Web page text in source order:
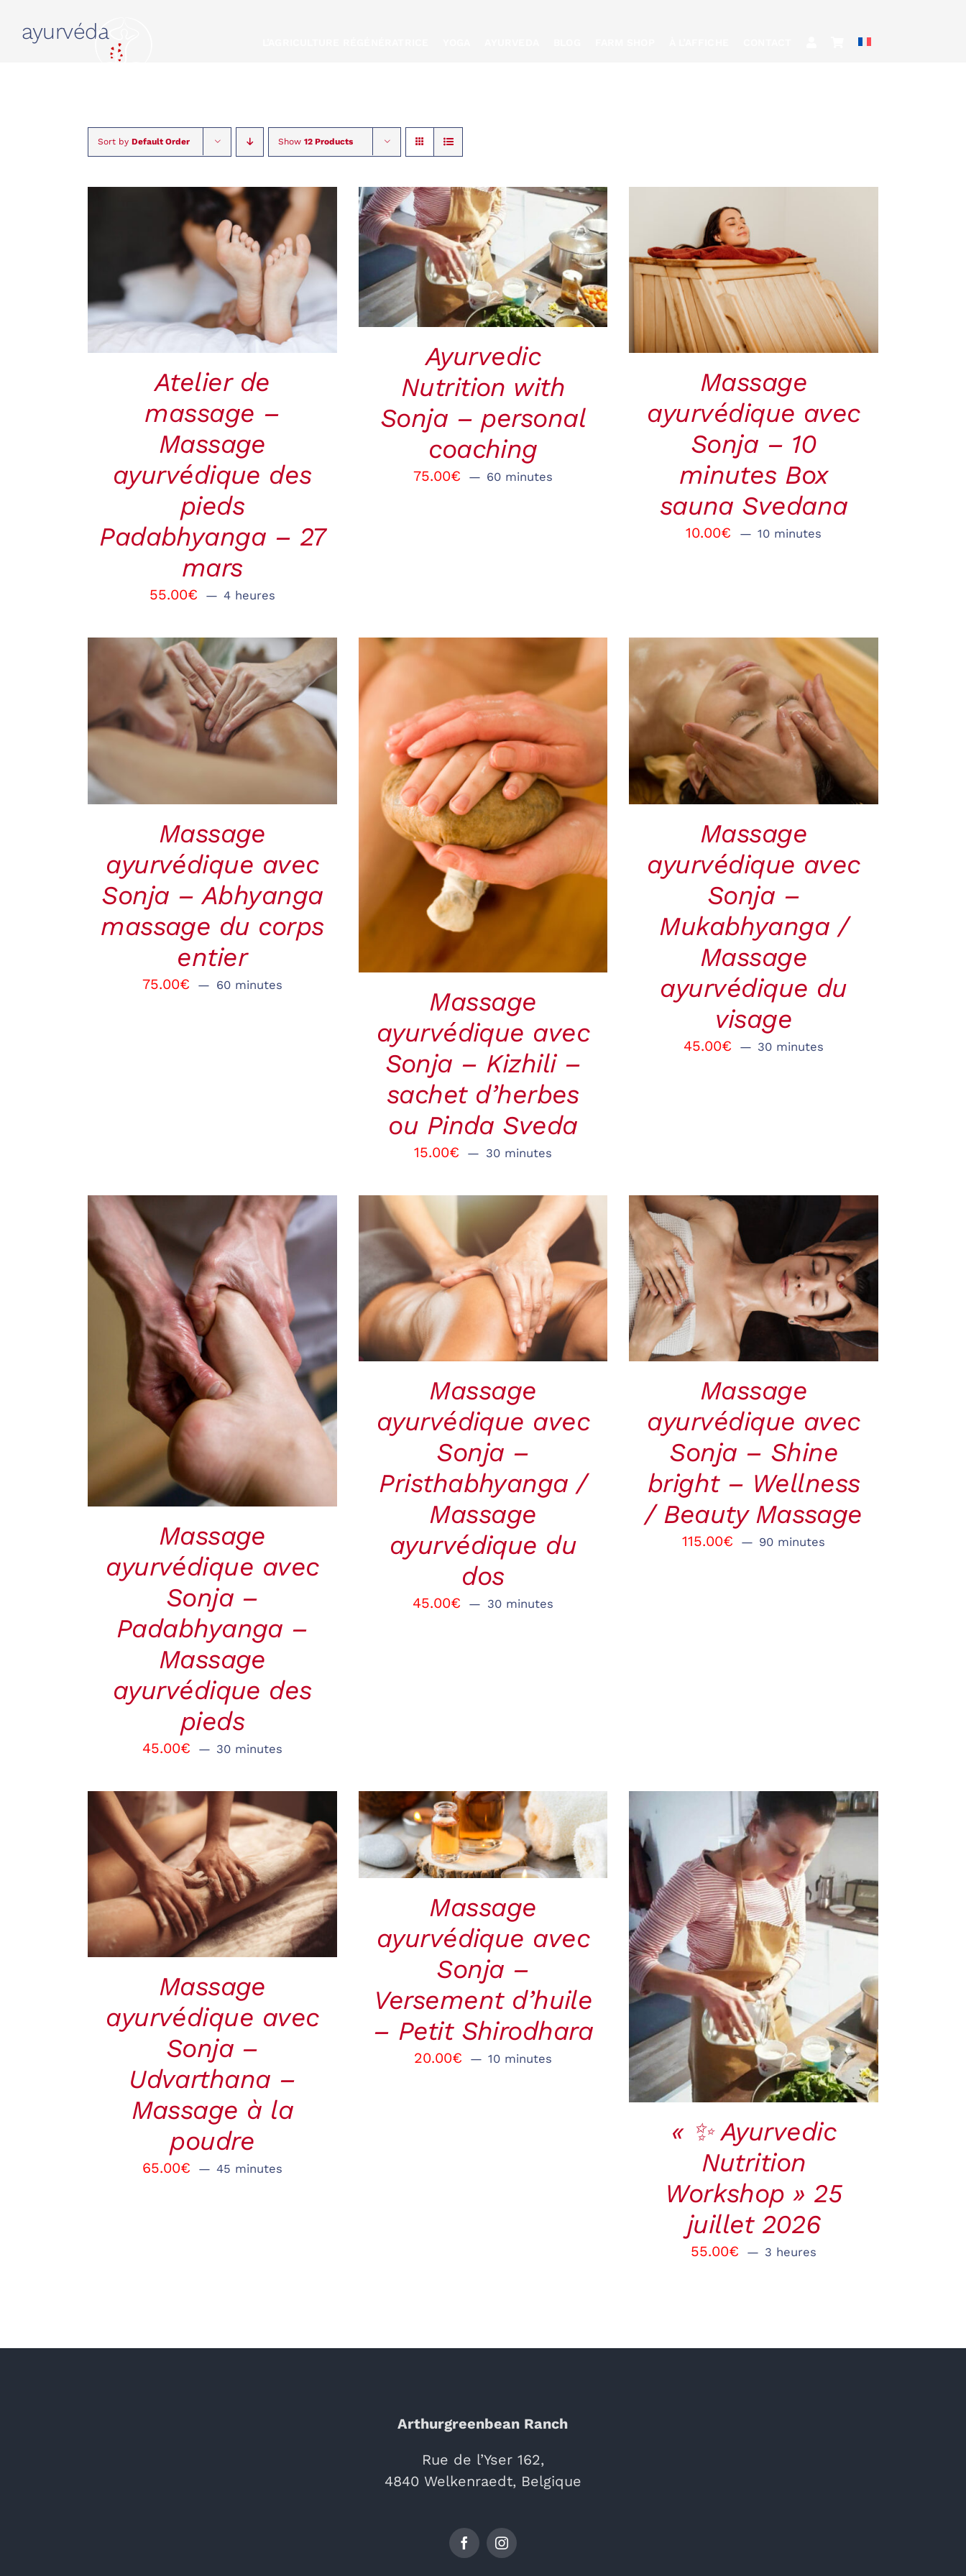
ayurvéda
Sort by Default Order Show 12 Products
RÉSERVER /
QUICK
VIEW
Atelier de
massage –
Massage
ayurvédique des
pieds
Padabhyanga – 27
mars
55.00€ 4 heures
RÉSERVER
QUICK
VIEW
Ayurvedic
Nutrition with
Sonja – personal
coaching
75.00€ 60 minutes
RÉSERVER /
QUICK
VIEW
Massage
ayurvédique avec
Sonja – 10
minutes Box
sauna Svedana
10.00€ 10 minutes
RÉSERVER /
QUICK
VIEW
Massage
ayurvédique avec
Sonja – Abhyanga
massage du corps
entier
75.00€ 60 minutes
RÉSERVER /
QUICK
VIEW
Massage
ayurvédique avec
Sonja – Kizhili –
sachet d’herbes
ou Pinda Sveda
15.00€ 30 minutes
RÉSERVER /
QUICK
VIEW
Massage
ayurvédique avec
Sonja –
Mukabhyanga /
Massage
ayurvédique du
visage
45.00€ 30 minutes
RÉSERVER /
QUICK
VIEW
Massage
ayurvédique avec
Sonja –
Padabhyanga –
Massage
ayurvédique des
pieds
45.00€ 30 minutes
RÉSERVER /
QUICK
VIEW
Massage
ayurvédique avec
Sonja –
Pristhabhyanga /
Massage
ayurvédique du
dos
45.00€ 30 minutes
RÉSERVER /
QUICK
VIEW
Massage
ayurvédique avec
Sonja – Shine
bright – Wellness
/ Beauty Massage
115.00€ 90 minutes
RÉSERVER /
QUICK
VIEW
Massage
ayurvédique avec
Sonja –
Udvarthana –
Massage à la
poudre
65.00€ 45 minutes
RÉSERVER /
QUICK
VIEW
Massage
ayurvédique avec
Sonja –
Versement d’huile
– Petit Shirodhara
20.00€ 10 minutes
RÉSERVER /
QUICK
VIEW
« ✨ Ayurvedic
Nutrition
Workshop » 25
juillet 2026
55.00€ 3 heures
Arthurgreenbean Ranch
Rue de l’Yser 162,
4840 Welkenraedt, Belgique